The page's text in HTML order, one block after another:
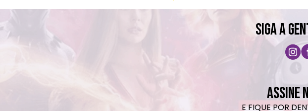
SIGA A
ASSINE
E FIQUE POR